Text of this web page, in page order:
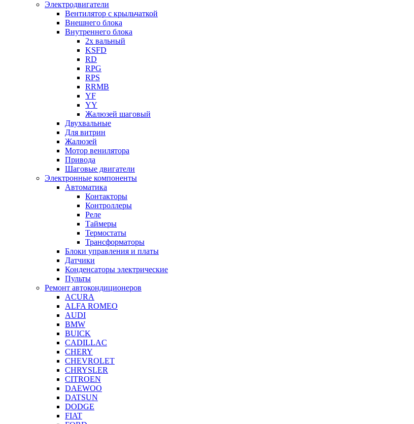
Электродвигатели
Вентилятор с крыльчаткой
Внешнего блока
Внутреннего блока
2х вальный
KSFD
RD
RPG
RPS
RRMB
YF
YY
Жалюзей шаговый
Двухвальные
Для витрин
Жалюзей
Мотор венилятора
Привода
Шаговые двигатели
Электронные компоненты
Автоматика
Контакторы
Контроллеры
Реле
Таймеры
Термостаты
Трансформаторы
Блоки управления и платы
Датчики
Конденсаторы электрические
Пульты
Ремонт автокондиционеров
ACURA
ALFA ROMEO
AUDI
BMW
BUICK
CADILLAC
CHERY
CHEVROLET
CHRYSLER
CITROEN
DAEWOO
DATSUN
DODGE
FIAT